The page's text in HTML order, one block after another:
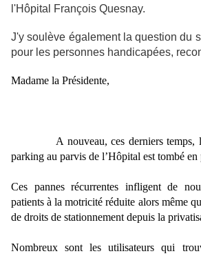
l'Hôpital François Quesnay.
J'y soulève également la question du
pour les personnes handicapées,
Madame la Présidente,
A nouveau, ces derniers temps,
parking au parvis de l’Hôpital est tombé en
Ces pannes récurrentes infligent de
patients à la motricité réduite alors même
de droits de stationnement depuis la
Nombreux sont les utilisateurs qui